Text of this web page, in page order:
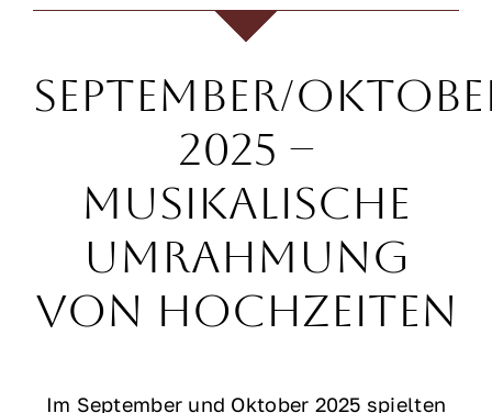
September/
2025 –
Musikalische
Umrahmung
von Hochzeiten
Im September und Oktober 2025 spielten